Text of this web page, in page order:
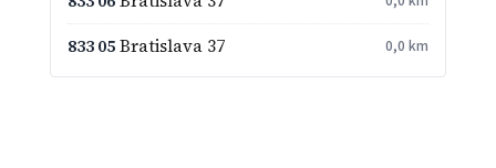
833 05Bratislava 37 0,0 km